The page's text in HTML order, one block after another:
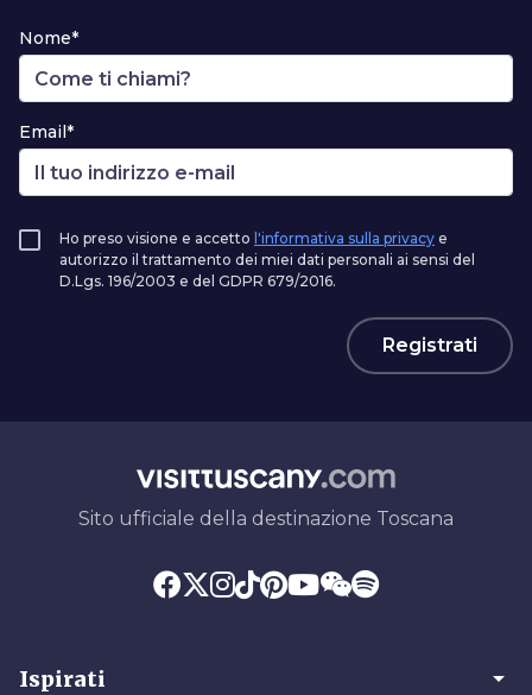
Nome*
Email*
Ho preso visione e accetto l'informativa sulla privacy e
autorizzo il trattamento dei miei dati personali ai sensi del
D.Lgs. 196/2003 e del GDPR 679/2016.
Registrati
Sito ufficiale della destinazione Toscana
Ispirati arrow_drop_down